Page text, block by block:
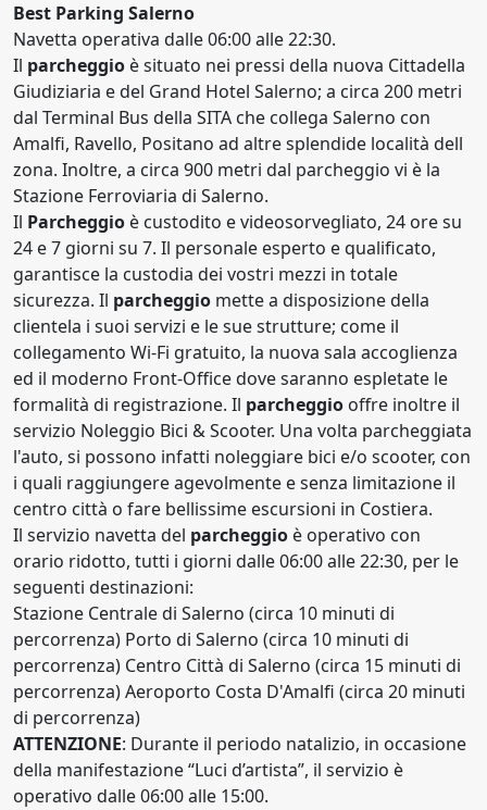
Best Parking Salerno
Navetta operativa dalle 06:00 alle 22:30.
Il parcheggio è situato nei pressi della nuova Cittadella
Giudiziaria e del Grand Hotel Salerno; a circa 200 metri
dal Terminal Bus della SITA che collega Salerno con
Amalfi, Ravello, Positano ad altre splendide località dell
zona. Inoltre, a circa 900 metri dal parcheggio vi è la
Stazione Ferroviaria di Salerno.
Il Parcheggio è custodito e videosorvegliato, 24 ore su
24 e 7 giorni su 7. Il personale esperto e qualificato,
garantisce la custodia dei vostri mezzi in totale
sicurezza. Il parcheggio mette a disposizione della
clientela i suoi servizi e le sue strutture; come il
collegamento Wi-Fi gratuito, la nuova sala accoglienza
ed il moderno Front-Office dove saranno espletate le
formalità di registrazione. Il parcheggio offre inoltre il
servizio Noleggio Bici & Scooter. Una volta parcheggiata
l'auto, si possono infatti noleggiare bici e/o scooter, con
i quali raggiungere agevolmente e senza limitazione il
centro città o fare bellissime escursioni in Costiera.
Il servizio navetta del parcheggio è operativo con
orario ridotto, tutti i giorni dalle 06:00 alle 22:30, per le
seguenti destinazioni:
Stazione Centrale di Salerno (circa 10 minuti di
percorrenza) Porto di Salerno (circa 10 minuti di
percorrenza) Centro Città di Salerno (circa 15 minuti di
percorrenza) Aeroporto Costa D'Amalfi (circa 20 minuti
di percorrenza)
ATTENZIONE: Durante il periodo natalizio, in occasione
della manifestazione “Luci d’artista”, il servizio è
operativo dalle 06:00 alle 15:00.